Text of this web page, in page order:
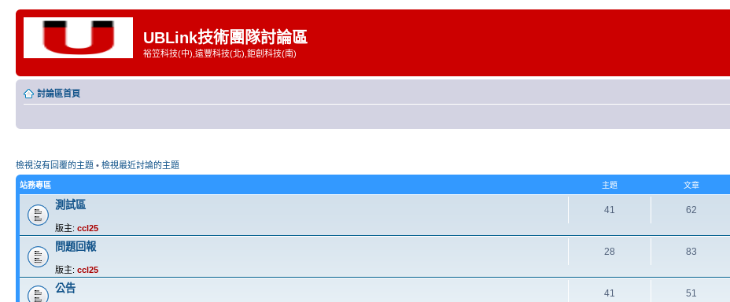
UBLink技術團隊討論區
裕笠科技(中),遠豐科技(北),鉅創科技(南)
討論區首頁
檢視沒有回覆的主題 • 檢視最近討論的主題
站務專區 主題 文章
測試區
版主: ccl25
41 62
問題回報
版主: ccl25
28 83
公告 41 51